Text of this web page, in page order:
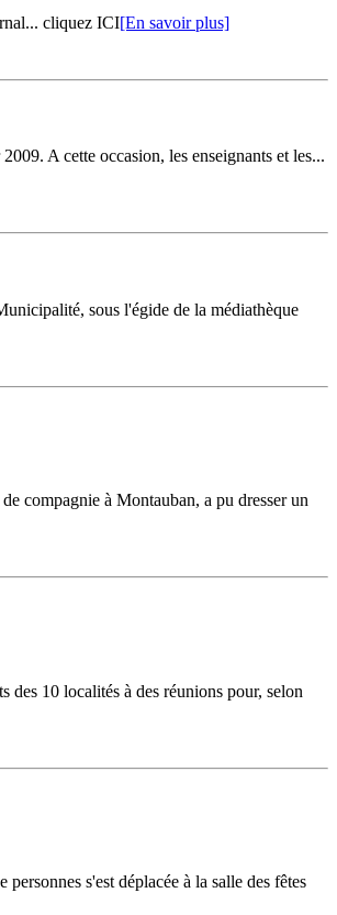
cliquez ICI[En savoir plus]
A cette occasion, les enseignants et les...
sous l'égide de la médiathèque
compagnie à Montauban, a pu dresser un
10 localités à des réunions pour, selon
s'est déplacée à la salle des fêtes